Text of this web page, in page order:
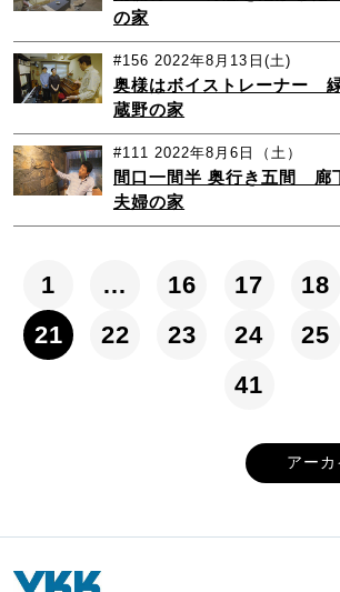
の家
#156 2022年8月13日(土)
奥様はボイストレーナー
蔵野の家
#111 2022年8月6日（土）
間口一間半 奥行き五間 廊
夫婦の家
1 … 16 17 18
21
22 23 24 25
41
アーカ